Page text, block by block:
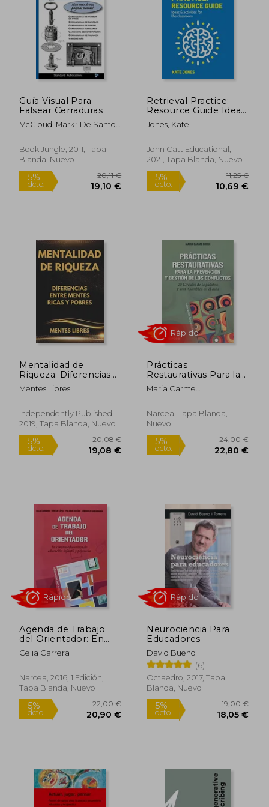
dcto. dcto.
5%
dcto.
15,00 €
Rápido
5%
dcto.
Guía Visual Para
Falsear Cerraduras
McCloud, Mark ; De Santos,
Mirko
Book Jungle, 2011, Tapa
Blanda, Nuevo
5%
dcto. 19,10 €
Retrieval Practice:
Resource Guide Ideas
& Activities for the
Classroom (en Inglés)
Jones, Kate
John Catt Educational,
2021, Tapa Blanda, Nuevo
5%
dcto.
Mentalidad de
Riqueza: Diferencias
Entre Mentes Ricas y
las Mentes Pobres
Mentes Libres
Independently Published,
2019, Tapa Blanda, Nuevo
Prácticas
Restaurativas Para la
Prevención y Gestión
de los Conflictos: 20
y una Asamblea en el
Aula: 165 (Educación
Maria Carme
Narcea, Tapa Blanda,
Nuevo
Agenda de Trabajo
del Orientador: En
Centros Educativos
de Educación Infantil
Celia Carrera
Narcea, 2016, 1 Edición,
Tapa Blanda, Nuevo
Neurociencia Para
Educadores
David Bueno
(6)
Octaedro, 2017, Tapa
Blanda, Nuevo